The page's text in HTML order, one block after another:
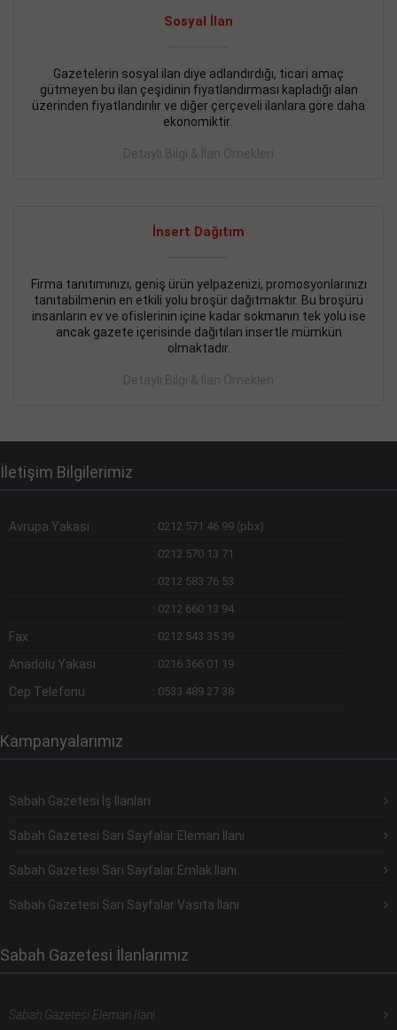
Sosyal İlan
Gazetelerin sosyal ilan diye adlandırdığı, ticari amaç
gütmeyen bu ilan çeşidinin fiyatlandırması kapladığı alan
üzerinden fiyatlandırılır ve diğer çerçeveli ilanlara göre daha
ekonomiktir.
Detaylı Bilgi & İlan Örnekleri
İnsert Dağıtım
Firma tanıtımınızı, geniş ürün yelpazenizi, promosyonlarınızı
tanıtabilmenin en etkili yolu broşür dağıtmaktır. Bu broşürü
insanların ev ve ofislerinin içine kadar sokmanın tek yolu ise
ancak gazete içerisinde dağıtılan insertle mümkün
olmaktadır.
Detaylı Bilgi & İlan Örnekleri
İletişim Bilgilerimiz
Avrupa Yakası : 0212 571 46 99 (pbx)
: 0212 570 13 71
: 0212 583 76 53
: 0212 660 13 94
Fax : 0212 543 35 39
Anadolu Yakası : 0216 366 01 19
Cep Telefonu : 0533 489 27 38
Kampanyalarımız
Sabah Gazetesi İş İlanları
Sabah Gazetesi Sarı Sayfalar Eleman İlanı
Sabah Gazetesi Sarı Sayfalar Emlak İlanı
Sabah Gazetesi Sarı Sayfalar Vasıta İlanı
Sabah Gazetesi İlanlarımız
Sabah Gazetesi Eleman İlanı
İŞYERİ KİRALIK İlanı- 11.09.2018
BEYLİKDÜZÜ Kavaklıda 4 katlı bina
DEVREMÜLK KİRALIK İlanı- 11.09.2018
SİNYE Tekstile Şoförlüğü olan 35 yaşını aşmamış, Depo
elemanı alınacaktır. Osmanbey, Şişli